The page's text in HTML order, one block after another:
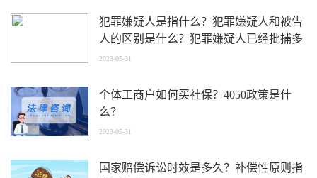
犯罪嫌疑人是指什么？犯罪嫌疑人和被告
人的区别是什么？犯罪嫌疑人已经批捕多
长时间判刑？
2023-05-31
个体工商户如何买社保？4050政策是什
么？
2023-05-31
国家赔偿诉讼时效是多久？补偿性原则指